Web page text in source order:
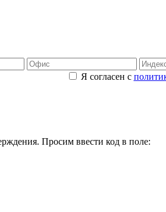
Я согласен с
Просим ввести код в поле: